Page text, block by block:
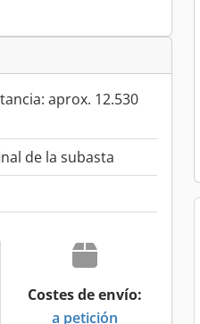
aprox. 12.530
de la subasta
Costes de envío:
a petición